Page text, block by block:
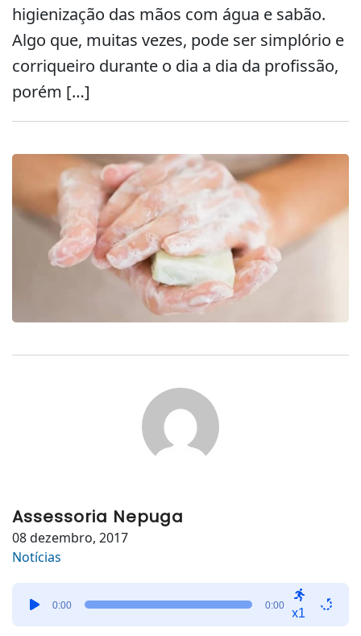
higienização das mãos com água e sabão.
Algo que, muitas vezes, pode ser simplório e
corriqueiro durante o dia a dia da profissão,
porém […]
Assessoria Nepuga
08 dezembro, 2017
Notícias
0:00 0:00
x1